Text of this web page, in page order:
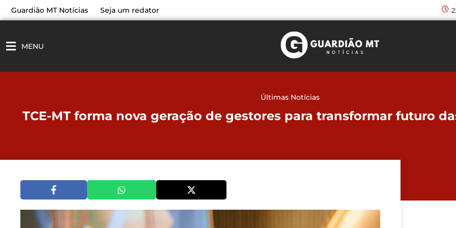
paraGuardião MT Notícias Seja um redator
MENU
Últimas Notícias
TCE-MT forma nova geração de gestores para transformar futuro